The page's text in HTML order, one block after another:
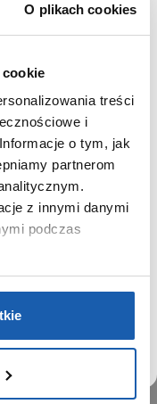
O plikach cookies
treści
i
o tym, jak
partnerom
z innymi danymi
podczas
analitycznych,
aby analizować
jej działanie oraz